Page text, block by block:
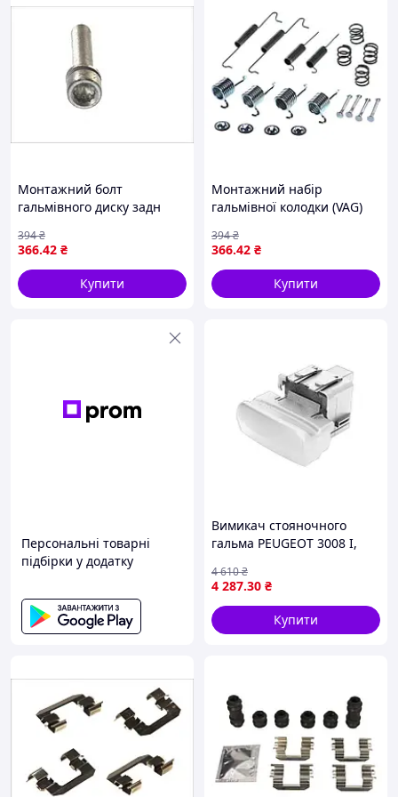
Монтажний болт
гальмівного диску задн
SKODA OCTAVIA II, SUPERB
II, VW GOLF PLUS, GOLF
PLUS V, GOLF V,
366.42 ₴
394₴
Купити
Монтажний набір
гальмівної колодки (VAG)
11.75-06.96 QUICK BRAKE
105-0649
366.42 ₴
394₴
Купити
Персональні товарні
підбірки у додатку
Вимикач стояночного
гальма PEUGEOT 3008 I,
OE PEUGEOT 470706
4 287.30 ₴
4 610₴
Купити